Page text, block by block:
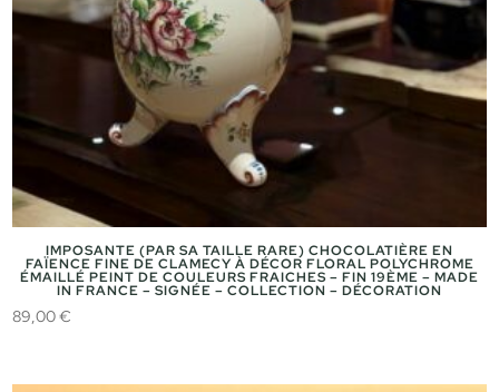
IMPOSANTE (PAR SA TAILLE RARE) CHOCOLATIÈRE EN
FAÏENCE FINE DE CLAMECY À DÉCOR FLORAL POLYCHROME
ÉMAILLÉ PEINT DE COULEURS FRAICHES – FIN 19ÈME – MADE
IN FRANCE – SIGNÉE – COLLECTION – DÉCORATION
89,00€